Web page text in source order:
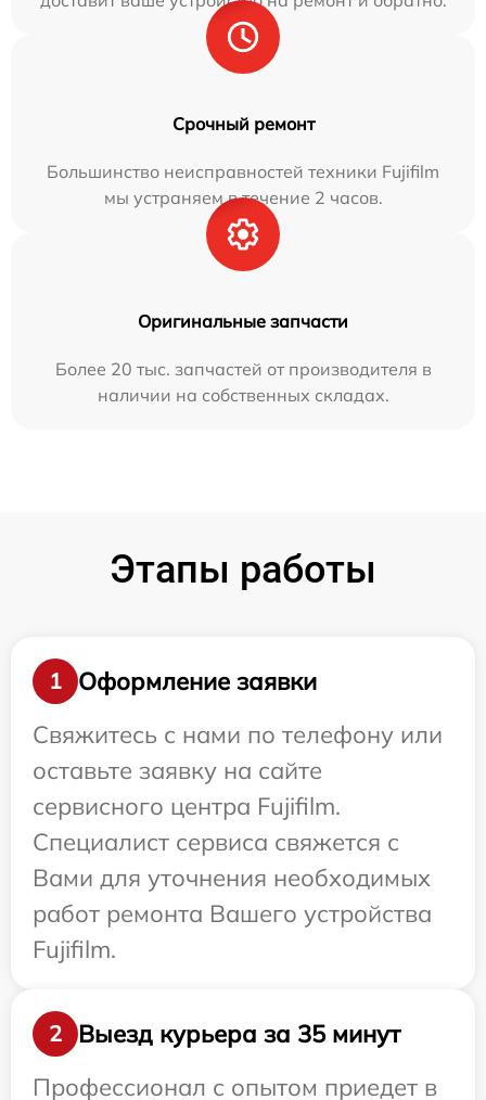
Срочный ремонт
Большинство неисправностей техники Fujifilm
мы устраняем в течение 2 часов.
Оригинальные запчасти
Более 20 тыс. запчастей от производителя в
наличии на собственных складах.
Этапы работы
1
Оформление заявки
Свяжитесь с нами по телефону или
оставьте заявку на сайте
сервисного центра Fujifilm.
Специалист сервиса свяжется с
Вами для уточнения необходимых
работ ремонта Вашего устройства
Fujifilm.
2
Выезд курьера за 35 минут
Профессионал с опытом приедет в